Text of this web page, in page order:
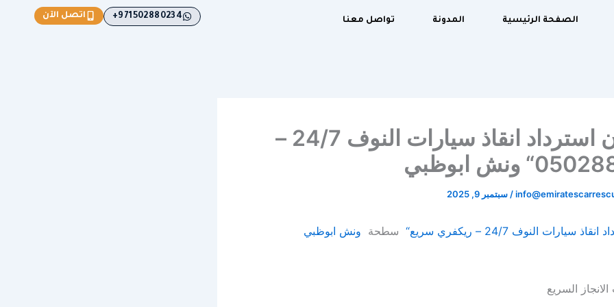
الصفحة الرئيسية المدونة تواصل معنا اتصل الآن 971502880234+
”بردكون استرداد انقاذ سيارات النوف 24/7 –
ونش ابوظبي
/ سبتمبر 9, 2025
سيارات النوف 24/7 – ريكفري سريع“ سطحة ونش ابوظبي
السريع